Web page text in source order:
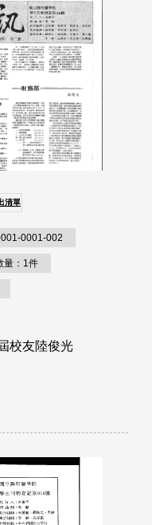
清單
0001-002
量：1件
校友陸俊光